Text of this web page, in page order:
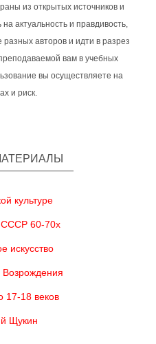
из открытых источников и
актуальность и правдивость,
авторов и идти в разрез
вам в учебных
вы осуществляете на
и риск.
культуре
СССР 60-70х
искусство
Возрождения
17-18 веков
Щукин